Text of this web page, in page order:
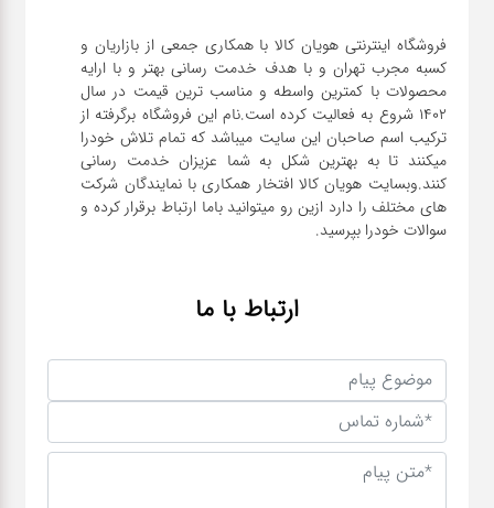
فروشگاه اینترنتی هویان کالا با همکاری جمعی از بازاریان و
کسبه مجرب تهران و با هدف خدمت رسانی بهتر و با ارایه
محصولات با کمترین واسطه و مناسب ترین قیمت در سال
1402 شروع به فعالیت کرده است.نام این فروشگاه برگرفته از
ترکیب اسم صاحبان این سایت میباشد که تمام تلاش خودرا
میکنند تا به بهترین شکل به شما عزیزان خدمت رسانی
کنند.وبسایت هویان کالا افتخار همکاری با نمایندگان شرکت
های مختلف را دارد ازین رو میتوانید باما ارتباط برقرار کرده و
سوالات خودرا بپرسید.
ارتباط با ما